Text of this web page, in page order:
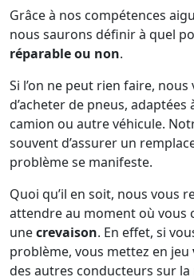
Grâce à nos compétences
nous saurons définir à quel
réparable ou non.
Si l’on ne peut rien faire,
d’acheter de pneus,
camion ou autre véhicule.
souvent d’assurer un
problème se manifeste.
Quoi qu’il en soit, nous vous
attendre au moment où vous
unecrevaison. En effet, si
problème, vous mettez en jeu
des autres conducteurs sur la